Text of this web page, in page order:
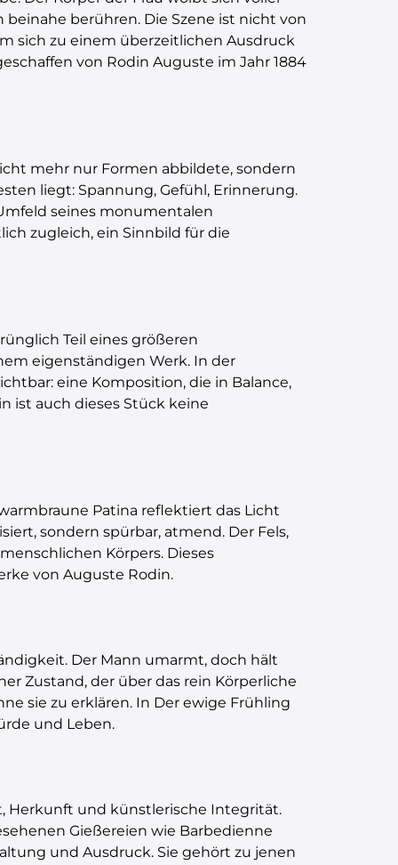
berühren. Die Szene ist nicht von
sich zu einem überzeitlichen Ausdruck
von Rodin Auguste im Jahr 1884
mehr nur Formen abbildete, sondern
liegt: Spannung, Gefühl, Erinnerung.
seines monumentalen
zugleich, ein Sinnbild für die
Teil eines größeren
eigenständigen Werk. In der
eine Komposition, die in Balance,
ist auch dieses Stück keine
Patina reflektiert das Licht
sondern spürbar, atmend. Der Fels,
Körpers. Dieses
von Auguste Rodin.
Der Mann umarmt, doch hält
Zustand, der über das rein Körperliche
sie zu erklären. In Der ewige Frühling
und Leben.
Herkunft und künstlerische Integrität.
Gießereien wie Barbedienne
und Ausdruck. Sie gehört zu jenen